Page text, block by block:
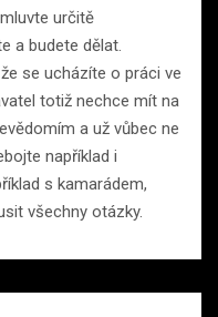
určitě
a budete dělat.
se ucházíte o práci ve
totiž nechce mít na
a už vůbec ne
například i
s kamarádem,
všechny otázky.